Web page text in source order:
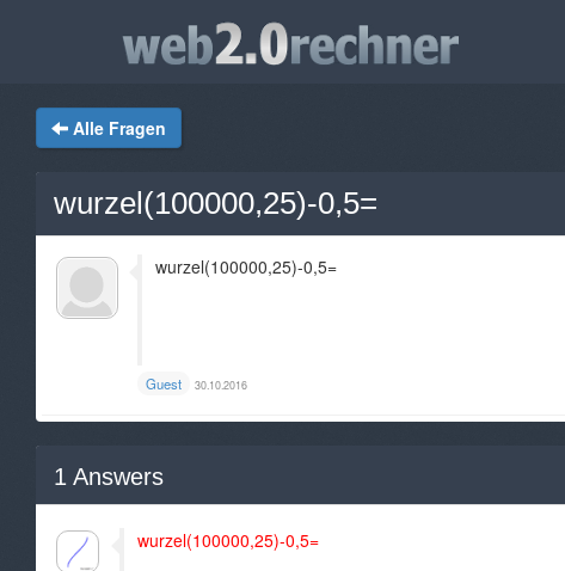
Alle Fragen
wurzel(100000,25)-0,5=
wurzel(100000,25)-0,5=
Guest 30.10.2016
1 Answers
wurzel(100000,25)-0,5=